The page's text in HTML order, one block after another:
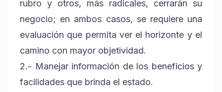
rubro y otros, más radicales, cerrarán su
negocio; en ambos casos, se requiere una
evaluación que permita ver el horizonte y el
camino con mayor objetividad.
2.- Manejar información de los beneficios y
facilidades que brinda el estado.